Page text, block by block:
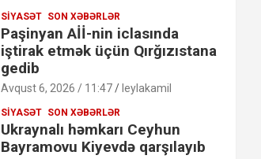
SIYASƏT SON XƏBƏRLƏR
Paşinyan Aİİ-nin iclasında
iştirak etmək üçün Qırğızıstana
gedib
Avqust 6, 2026 / 11:47 leylakamil
SIYASƏT SON XƏBƏRLƏR
Ukraynalı həmkarı Ceyhun
Bayramovu Kiyevdə qarşılayıb